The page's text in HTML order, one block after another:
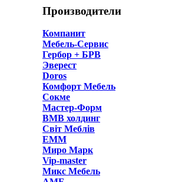
Производители
Компанит
Мебель-Сервис
Гербор + БРВ
Эверест
Doros
Комфорт Мебель
Сокме
Мастер-Форм
ВМВ холдинг
Світ Меблів
ЕММ
Миро Марк
Vip-master
Микс Мебель